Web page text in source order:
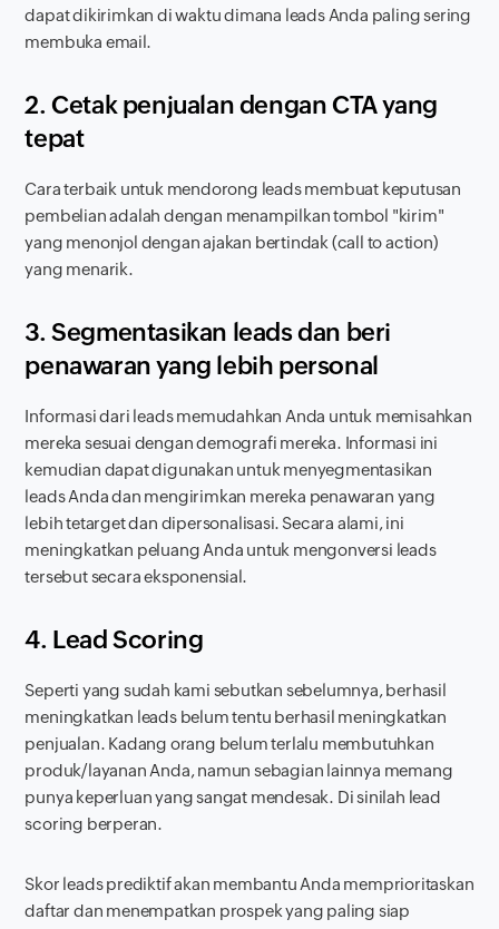
dapat dikirimkan di waktu dimana leadsAnda paling sering
membuka email.
2. Cetak penjualan dengan CTA yang
tepat
Cara terbaik untuk mendorong leadsmembuat keputusan
pembelian adalah dengan menampilkan tombol "kirim"
yang menonjol dengan ajakan bertindak (call to action)
yang menarik.
3. Segmentasikan leadsdan beri
penawaran yang lebih personal
Informasi dari leadsmemudahkan Anda untuk memisahkan
mereka sesuai dengan demografi mereka. Informasi ini
kemudian dapat digunakan untuk menyegmentasikan
leadsAnda dan mengirimkan mereka penawaran yang
lebih tetarget dan dipersonalisasi. Secara alami, ini
meningkatkan peluang Anda untuk mengonversi leads
tersebut secara eksponensial.
4. Lead Scoring
Seperti yang sudah kami sebutkan sebelumnya, berhasil
meningkatkan leadsbelum tentu berhasil meningkatkan
penjualan. Kadang orang belum terlalu membutuhkan
produk/layanan Anda, namun sebagian lainnya memang
punya keperluan yang sangat mendesak. Di sinilah lead
scoring berperan.
Skor leadsprediktif akan membantu Anda memprioritaskan
daftar dan menempatkan prospek yang paling siap